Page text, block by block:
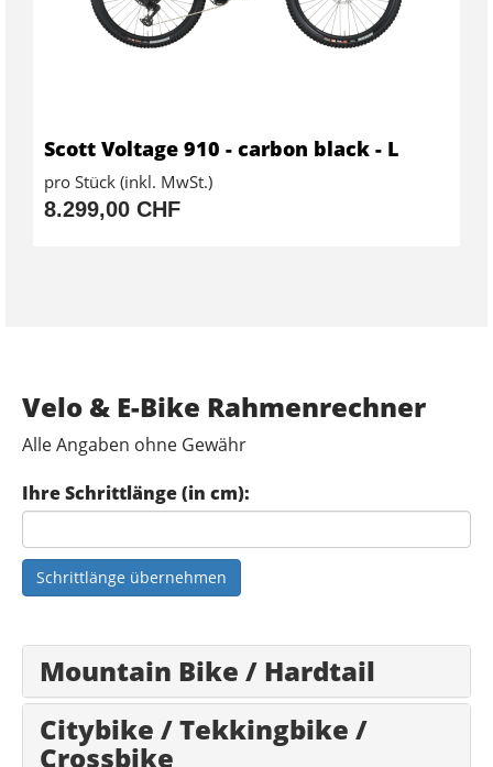
Scott Voltage 910 - carbon black - L
pro Stück (inkl. MwSt.)
8.299,00 CHF
Velo & E-Bike Rahmenrechner
Alle Angaben ohne Gewähr
Ihre Schrittlänge (in cm):
Schrittlänge übernehmen
Mountain Bike / Hardtail
Citybike / Tekkingbike /
Crossbike